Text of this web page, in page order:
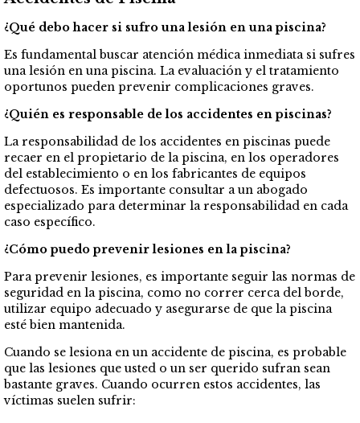
¿Qué debo hacer si sufro una lesión en una piscina?
Es fundamental buscar atención médica inmediata si sufres
una lesión en una piscina. La evaluación y el tratamiento
oportunos pueden prevenir complicaciones graves.
¿Quién es responsable de los accidentes en piscinas?
La responsabilidad de los accidentes en piscinas puede
recaer en el propietario de la piscina, en los operadores
del establecimiento o en los fabricantes de equipos
defectuosos. Es importante consultar a un abogado
especializado para determinar la responsabilidad en cada
caso específico.
¿Cómo puedo prevenir lesiones en la piscina?
Para prevenir lesiones, es importante seguir las normas de
seguridad en la piscina, como no correr cerca del borde,
utilizar equipo adecuado y asegurarse de que la piscina
esté bien mantenida.
Cuando se lesiona en un accidente de piscina, es probable
que las lesiones que usted o un ser querido sufran sean
bastante graves. Cuando ocurren estos accidentes, las
víctimas suelen sufrir: